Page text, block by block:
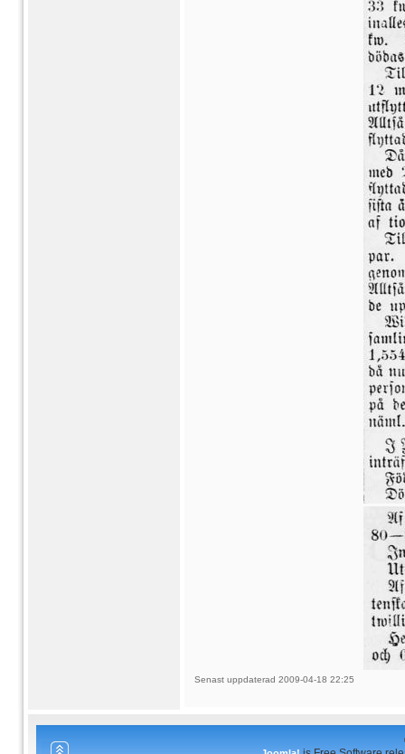
Senast uppdaterad 2009-04-18 22:25